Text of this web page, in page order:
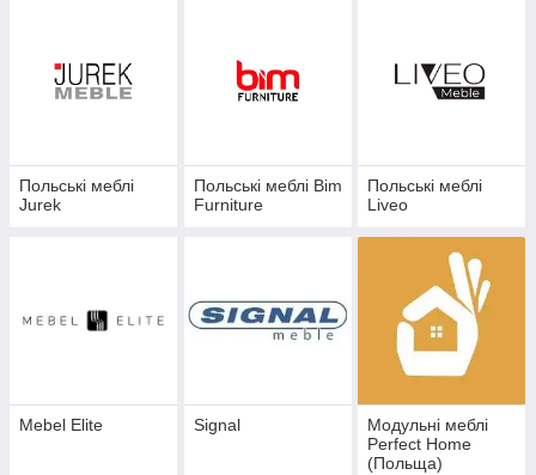
Польські меблі
Jurek
Польські меблі Bim
Furniture
Польські меблі
Liveo
Mebel Elite Signal
Модульні меблі
Perfect Home
(Польща)